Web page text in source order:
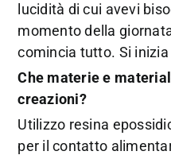
lucidità di cui avevi
momento della
comincia tutto. Si inizia
Che materie e
creazioni?
Utilizzo resina
per il contatto